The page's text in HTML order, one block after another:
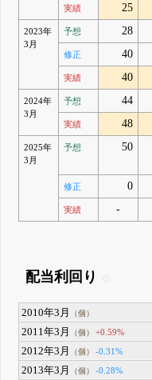
実績 25
2023年
3月
予想 28
修正 40
実績 40
2024年
3月
予想 44
実績 48
2025年
3月
予想 50
修正 0
実績 -
配当利回り
2010年3月 （個）
2011年3月
（個） +0.59%
2012年3月
（個） -0.31%
2013年3月
（個） -0.28%